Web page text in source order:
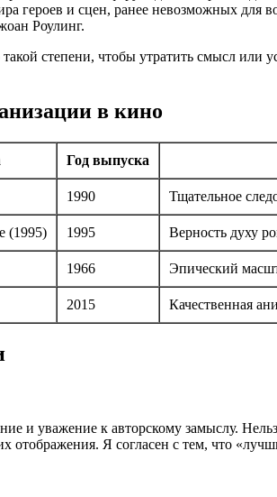
героев и сцен, ранее невозможных
Роулинг.
степени, чтобы утратить смысл
в кино
Год выпуска
1990 Тщательное
(1995) 1995 Верность духу
1966 Эпический
2015 Качественная
и уважение к авторскому замыслу.
Я согласен с тем, что